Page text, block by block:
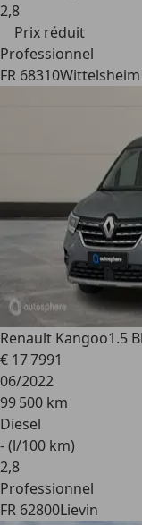
2,8
Prix réduit
Professionnel
FR 68310Wittelsheim
Renault Kangoo1.5
€ 17 7991
06/2022
99 500 km
Diesel
- (l/100 km)
2,8
Professionnel
FR 62800Lievin